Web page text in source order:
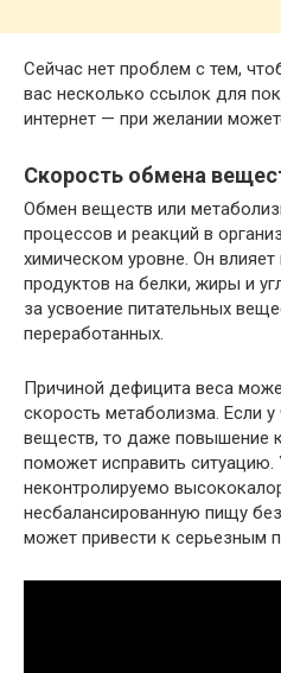
Сейчас нет проблем с тем,
вас несколько ссылок для
интернет — при желании
Скорость обмена
Обмен веществ или
процессов и реакций в
химическом уровне. Он
продуктов на белки, жиры и
за усвоение питательных
переработанных.
Причиной дефицита веса
скорость метаболизма. Если
веществ, то даже повышение
поможет исправить ситуацию.
неконтролируемо
несбалансированную пищу
может привести к серьезным